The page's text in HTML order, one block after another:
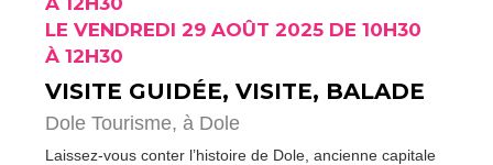
LE VENDREDI 29 AOÛT 2025 DE 10H30
À 12H30
VISITE GUIDÉE, VISITE, BALADE
Dole Tourisme, à Dole
Laissez-vous conter l’histoire de Dole, ancienne capitale